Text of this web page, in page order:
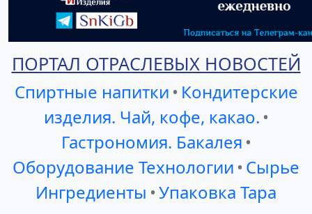
ПОРТАЛ ОТРАСЛЕВЫХ НОВОСТЕЙ
Спиртные напитки • Кондитерские
изделия. Чай, кофе, какао. •
Гастрономия. Бакалея •
Оборудование Технологии • Сырье
Ингредиенты •Упаковка Тара